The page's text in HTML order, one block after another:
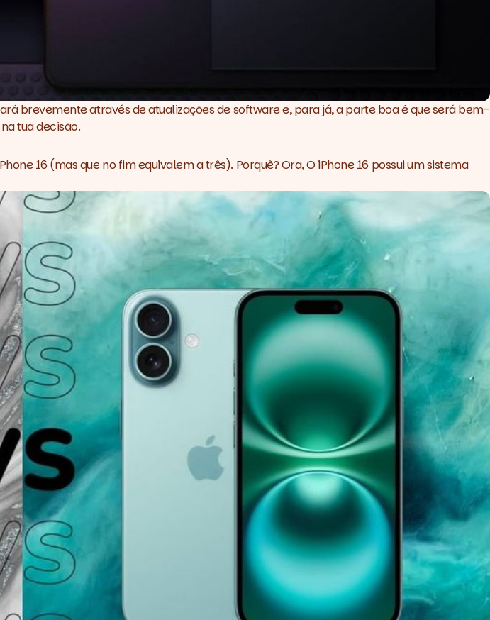
brevemente através de atualizações desoftwaree, para já, a parte boa é que será bem-
tua decisão.
16 (mas que no fim equivalem a três). Porquê? Ora, O iPhone 16 possui um sistema